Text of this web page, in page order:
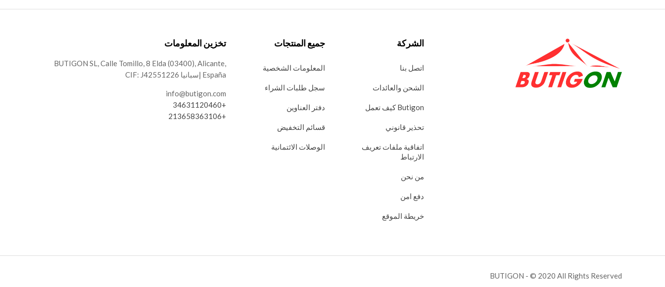
الشركة
اتصل بنا
الشحن والعائدات
Butigon كيف تعمل
تحذير قانوني
اتفاقية ملفات تعريف
الارتباط
من نحن
دفع امن
خريطة الموقع
جميع المنتجات
المعلومات الشخصية
سجل طلبات الشراء
دفتر العناوين
قسائم التخفيض
الوصلات الائتمانية
تخزين المعلومات
BUTIGON SL, Calle Tomillo, 8 Elda (03400), Alicante,
España إسبانيا CIF: J42551226
info@butigon.com
+34631120460
+213658363106
BUTIGON - © 2020 All Rights Reserved